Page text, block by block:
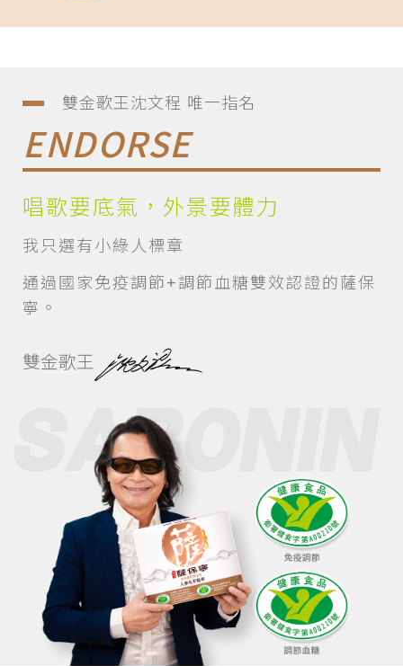
雙金歌王沈文程 唯一指名
ENDORSE
唱歌要底氣，外景要體力
我只選有小綠人標章
通過國家免疫調節+調節血糖雙效認證的薩保
寧。
雙金歌王